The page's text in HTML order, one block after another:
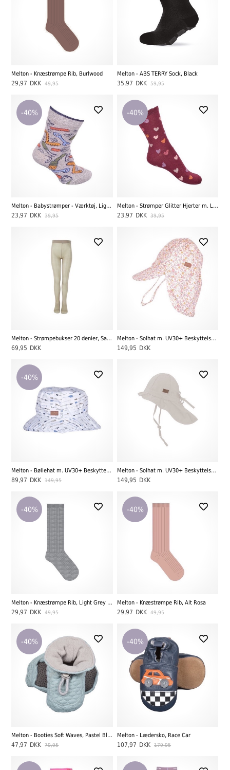
Melton - Knæstrømpe Rib, Burlwood
29,97 DKK 49,95
Melton - ABS TERRY Sock, Black
35,97 DKK 59,95
-40%
Melton - Babystrømper - Værktøj, Light Grey Melange
23,97 DKK 39,95
-40%
Melton - Strømper Glitter Hjerter m. Lurex, Bordeaux
23,97 DKK 39,95
Melton - Strømpebukser 20 denier, Sand
69,95 DKK
Melton - Solhat m. UV30+ Beskyttelse, Laté
149,95 DKK
-40%
Melton - Bøllehat m. UV30+ Beskyttelse, Baby Blue
89,97 DKK 149,95
Melton - Solhat m. UV30+ Beskyttelse, Chateau Grey Melange
149,95 DKK
-40%
Melton - Knæstrømpe Rib, Light Grey Melange
29,97 DKK 49,95
-40%
Melton - Knæstrømpe Rib, Alt Rosa
29,97 DKK 49,95
-40%
Melton - Booties Soft Waves, Pastel Blue
47,97 DKK 79,95
-40%
Melton - Lædersko, Race Car
107,97 DKK 179,95